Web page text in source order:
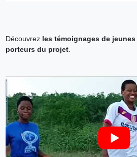
Découvrez les témoignages de
porteurs du projet.